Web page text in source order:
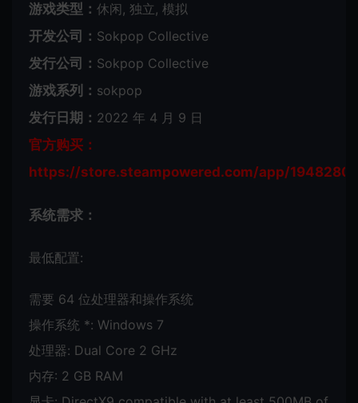
游戏类型： 休闲, 独立, 模拟
开发公司： Sokpop Collective
发行公司： Sokpop Collective
游戏系列： sokpop
发行日期： 2022 年 4 月 9 日
官方购买：
https://store.steampowered.com/app/
系统需求：
最低配置:
需要 64 位处理器和操作系统
操作系统 *: Windows 7
处理器: Dual Core 2 GHz
内存: 2 GB RAM